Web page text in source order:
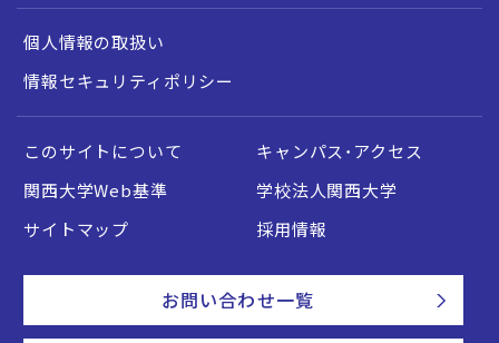
個人情報の取扱い
情報セキュリティポリシー
このサイトについて
キャンパス・アクセス
関西大学Web基準
学校法人関西大学
サイトマップ
採用情報
お問い合わせ一覧